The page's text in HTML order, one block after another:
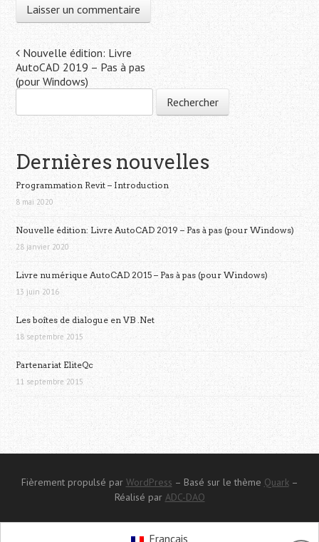
Navigation de post
Nouvelle édition: Livre
AutoCAD 2019 – Pas à pas
(pour Windows)
Dernières nouvelles
Programmation Revit – Introduction
8 mai 2020
Nouvelle édition: Livre AutoCAD 2019 – Pas à pas (pour Windows)
28 janvier 2020
Livre numérique AutoCAD 2015 – Pas à pas (pour Windows)
13 juin 2016
Les boîtes de dialogue en VB .Net
18 septembre 2015
Partenariat EliteQc
11 septembre 2015
Fièrement propulsé par WordPress – Basé sur le thème Quark–
Réalisé par ADC-DAO
Français